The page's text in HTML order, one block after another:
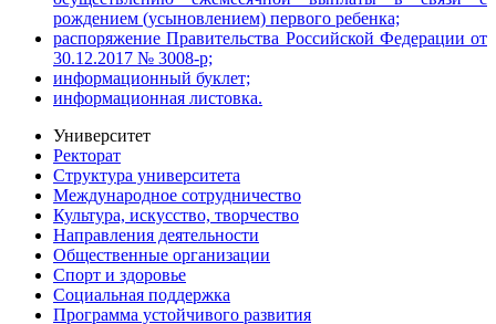
рождением (усыновлением) первого ребенка;
распоряжение Правительства Российской Федерации от
30.12.2017 № 3008-р;
информационный буклет;
информационная листовка.
Университет
Ректорат
Структура университета
Международное сотрудничество
Культура, искусство, творчество
Направления деятельности
Общественные организации
Спорт и здоровье
Социальная поддержка
Программа устойчивого развития